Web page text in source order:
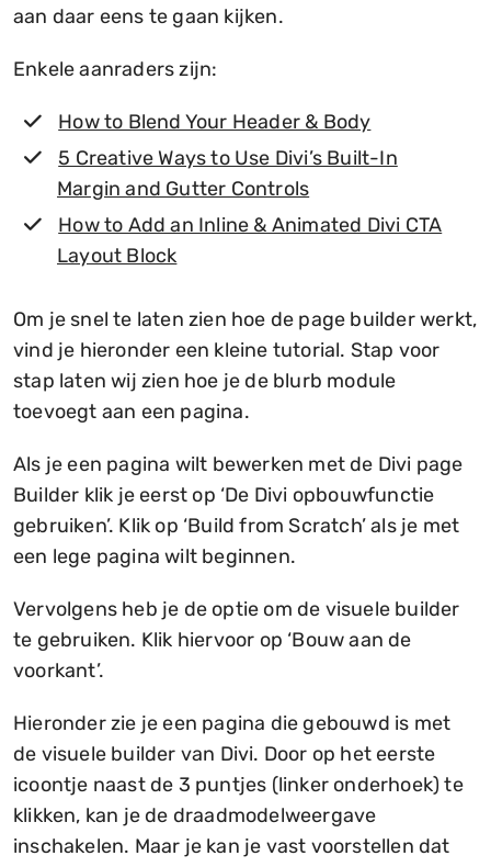
aan daar eens te gaan kijken.
Enkele aanraders zijn:
How to Blend Your Header & Body
5 Creative Ways to Use Divi’s Built-In
Margin and Gutter Controls
How to Add an Inline & Animated Divi CTA
Layout Block
Om je snel te laten zien hoe de page builder werkt,
vind je hieronder een kleine tutorial. Stap voor
stap laten wij zien hoe je de blurb module
toevoegt aan een pagina.
Als je een pagina wilt bewerken met de Divi page
Builder klik je eerst op ‘De Divi opbouwfunctie
gebruiken’. Klik op ‘Build from Scratch’ als je met
een lege pagina wilt beginnen.
Vervolgens heb je de optie om de visuele builder
te gebruiken. Klik hiervoor op ‘Bouw aan de
voorkant’.
Hieronder zie je een pagina die gebouwd is met
de visuele builder van Divi. Door op het eerste
icoontje naast de 3 puntjes (linker onderhoek) te
klikken, kan je de draadmodelweergave
inschakelen. Maar je kan je vast voorstellen dat